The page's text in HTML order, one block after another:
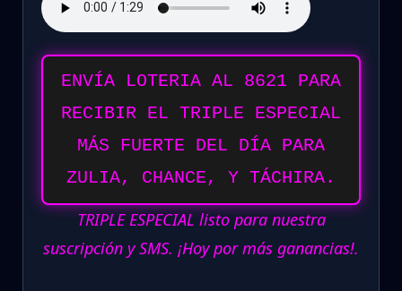
ENVÍA LOTERIA AL 8621 PARA
RECIBIR EL TRIPLE ESPECIAL
MÁS FUERTE DEL DÍA PARA
ZULIA, CHANCE, Y TÁCHIRA.
TRIPLE ESPECIAL listo para nuestra
suscripción y SMS. ¡Hoy por más ganancias!.